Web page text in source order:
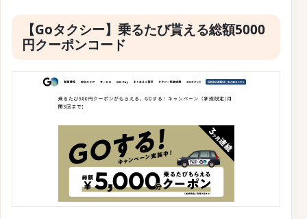
【Goタクシー】乗るたび貰える総額5000
円クーポンコード